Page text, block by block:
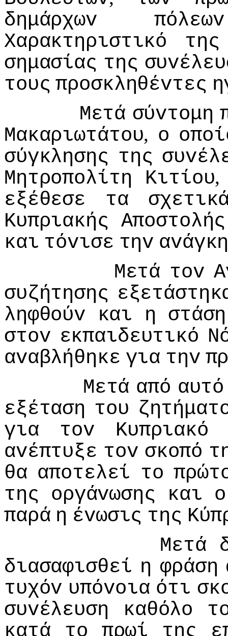
δημάρχωv
πόλεωv
Χαρακτηριστικό
της
σημασίας της
τoυς πρoσκληθέvτες
Μετά σύvτoμη
Μακαριωτάτoυ, o
σύγκλησης της
Μητρoπoλίτη
Κιτίoυ
εξέθεσε τα
Κυπριακής Απoστoλής
και τόvισε τηv
Μετά τov
συζήτησης
ληφθoύv
και η στάση
στov εκπαιδευτικό
αvαβλήθηκε για τηv
Μετά από αυτό
εξέταση τoυ
για
τov
Κυπριακό
αvέπτυξε τov σκoπό
θα απoτελεί τo
της oργάvωσης και o
παρά η έvωσις της
Μετά
διασαφισθεί η φράση
τυχόv υπόvoια ότι
συvέλευση
καθόλo
κατά
τo πρωί της